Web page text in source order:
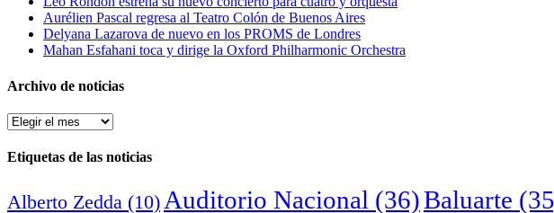
Aurélien Pascal regresa al Teatro Colón de Buenos Aires
Delyana Lazarova de nuevo en los PROMS de Londres
Mahan Esfahani toca y dirige la Oxford Philharmonic Orchestra
Archivo de noticias
Archivo
noticias
Etiquetas de las noticias
Alberto Zedda (10) Auditorio Nacional (36)Baluarte